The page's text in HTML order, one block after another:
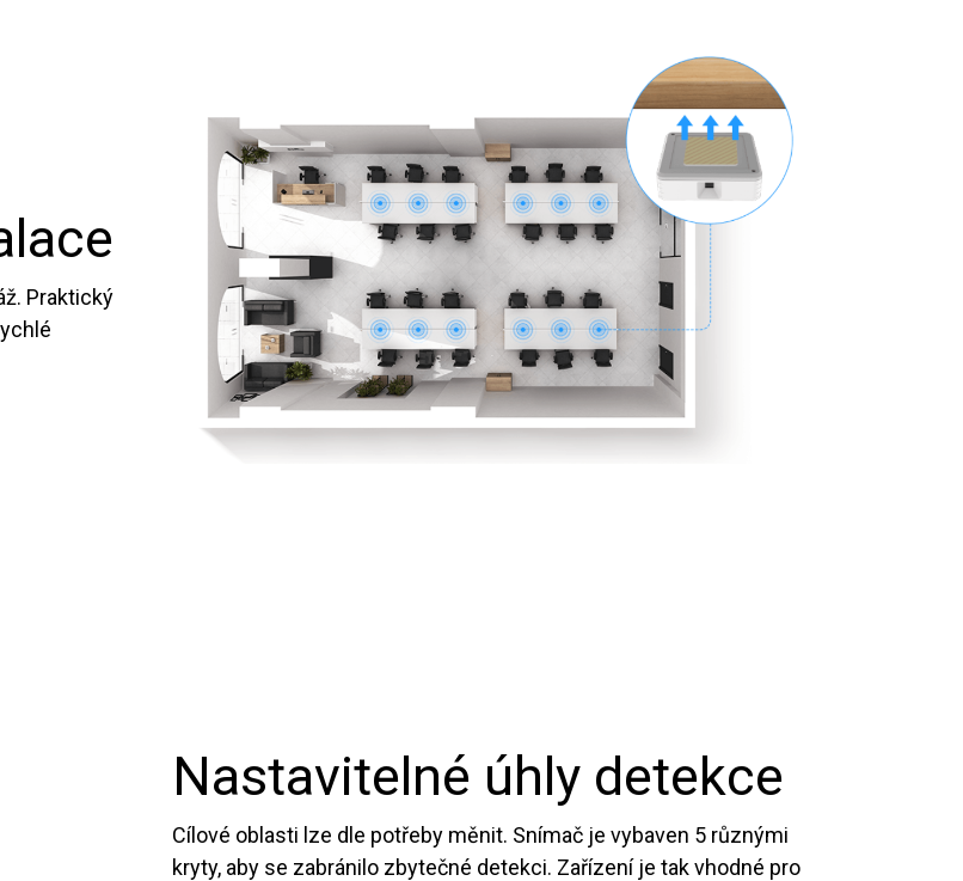
Praktický
Nastavitelné úhly detekce
Cílové oblasti lze dle potřeby měnit. Snímač je vybaven 5 různými
kryty, aby se zabránilo zbytečné detekci. Zařízení je tak vhodné pro